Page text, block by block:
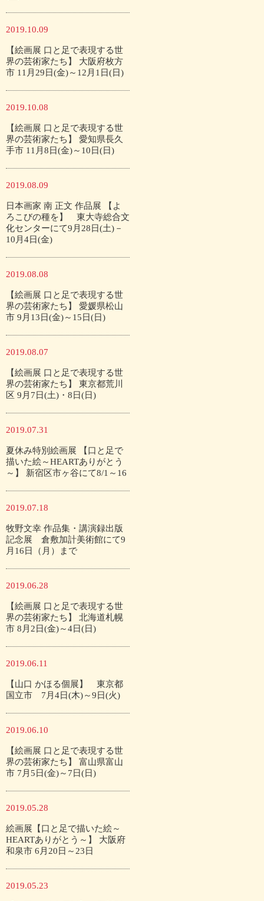
2019.10.09
【絵画展 口と足で表現する世
界の芸術家たち】 大阪府枚方
市 11月29日(金)～12月1日(日)
2019.10.08
【絵画展 口と足で表現する世
界の芸術家たち】 愛知県長久
手市 11月8日(金)～10日(日)
2019.08.09
日本画家 南 正文 作品展 【よ
ろこびの種を】 東大寺総合文
化センターにて9月28日(土)－
10月4日(金)
2019.08.08
【絵画展 口と足で表現する世
界の芸術家たち】 愛媛県松山
市 9月13日(金)～15日(日)
2019.08.07
【絵画展 口と足で表現する世
界の芸術家たち】 東京都荒川
区 9月7日(土)・8日(日)
2019.07.31
夏休み特別絵画展 【口と足で
描いた絵～HEARTありがとう
～】 新宿区市ヶ谷にて8/1～16
2019.07.18
牧野文幸 作品集・講演録出版
記念展 倉敷加計美術館にて9
月16日（月）まで
2019.06.28
【絵画展 口と足で表現する世
界の芸術家たち】 北海道札幌
市 8月2日(金)～4日(日)
2019.06.11
【山口 かほる個展】 東京都
国立市 7月4日(木)～9日(火)
2019.06.10
【絵画展 口と足で表現する世
界の芸術家たち】 富山県富山
市 7月5日(金)～7日(日)
2019.05.28
絵画展【口と足で描いた絵～
HEARTありがとう～】 大阪府
和泉市 6月20日～23日
2019.05.23